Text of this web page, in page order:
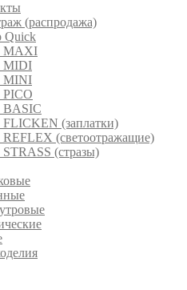
(распродажа)
Quick
MAXI
MIDI
MINI
BASIC
(заплатки)
(светоотражащие)
(стразы)